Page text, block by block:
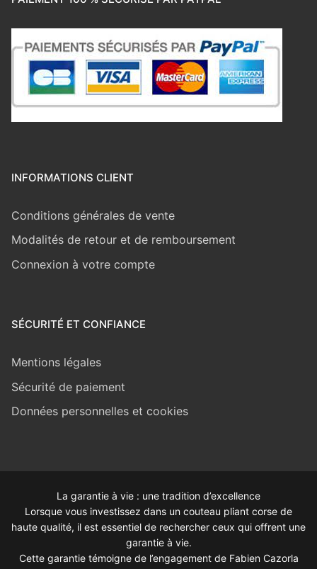
INFORMATIONS CLIENT
Conditions générales de vente
Modalités de retour et de remboursement
Connexion à votre compte
SÉCURITÉ ET CONFIANCE
Mentions légales
Sécurité de paiement
Données personnelles et cookies
La garantie à vie : une tradition d’excellence
Lorsque vous investissez dans un couteau pliant corse de
haute qualité, il est essentiel de rechercher ceux qui offrent une
garantie à vie.
Cette garantie témoigne de l’engagement de Fabien Cazorla